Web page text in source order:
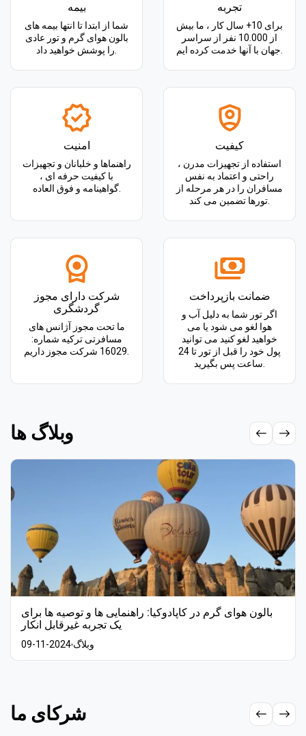
بیمه
شما از ابتدا تا انتها بیمه های
بالون هوای گرم و تور عادی
تجربه
برای 10+ سال کار ، ما بیش
از 10.000 نفر از سراسر
امنیت
راهنماها و خلبانان و تجهیزات
با کیفیت حرفه ای ،
گواهینامه و فوق العاده.
کیفیت
استفاده از تجهیزات مدرن ،
راحتی و اعتماد به نفس
مسافران را در هر مرحله از
شرکت دارای مجوز
گردشگری
ما تحت مجوز آژانس های
مسافرتی ترکیه شماره:
ضمانت بازپرداخت
اگر تور شما به دلیل آب و
هوا لغو می شود یا می
خواهید لغو کنید می توانید
پول خود را قبل از تور تا 24
وبلاگ ها
بالون هوای گرم در کاپادوکیا: راهنمایی ها و توصیه ها برای
یک تجربه غیرقابل انکار
09-11-2024وبلاگ
شرکای ما